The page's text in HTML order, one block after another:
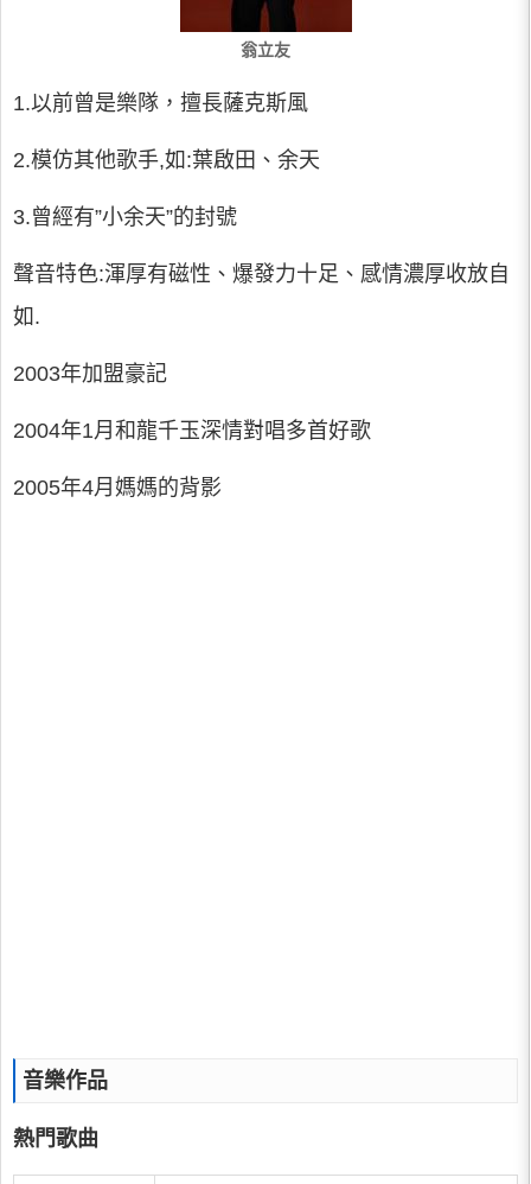
翁立友
1.以前曾是樂隊，擅長薩克斯風
2.模仿其他歌手,如:葉啟田、余天
3.曾經有”小余天”的封號
聲音特色:渾厚有磁性、爆發力十足、感情濃厚收放自
如.
2003年加盟豪記
2004年1月和龍千玉深情對唱多首好歌
2005年4月媽媽的背影
音樂作品
熱門歌曲